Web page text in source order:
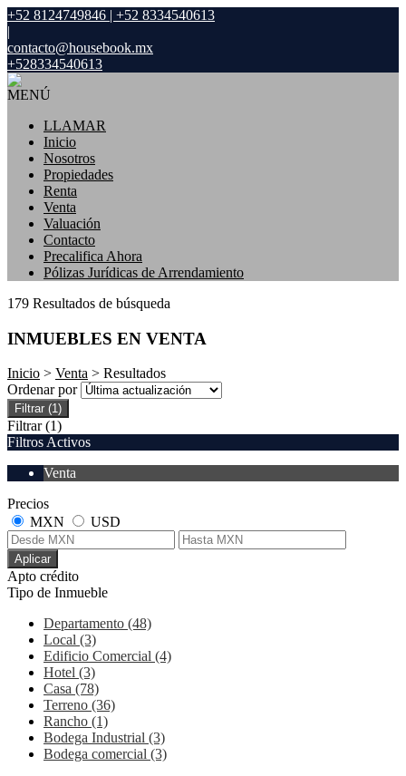
+52 8124749846 | +52 8334540613
|
contacto@housebook.mx
+528334540613
MENÚ
LLAMAR
Inicio
Nosotros
Propiedades
Renta
Venta
Valuación
Contacto
Precalifica Ahora
Pólizas Jurídicas de Arrendamiento
179 Resultados de búsqueda
INMUEBLES EN VENTA
Inicio > Venta > Resultados
Ordenar por
Filtrar (1)
Filtrar (1)
Filtros Activos
Venta
Precios
MXN
USD
Aplicar
Apto crédito
Tipo de Inmueble
Departamento (48)
Local (3)
Edificio Comercial (4)
Hotel (3)
Casa (78)
Terreno (36)
Rancho (1)
Bodega Industrial (3)
Bodega comercial (3)